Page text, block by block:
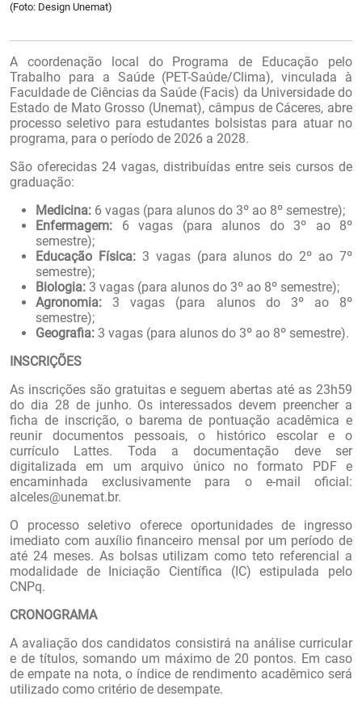
(Foto: Design Unemat)
A coordenação local do Programa de Educação pelo
Trabalho para a Saúde (PET-Saúde/Clima), vinculada à
Faculdade de Ciências da Saúde (Facis) da Universidade do
Estado de Mato Grosso (Unemat), câmpus de Cáceres, abre
processo seletivo para estudantes bolsistas para atuar no
programa, para o período de 2026 a 2028.
São oferecidas 24 vagas, distribuídas entre seis cursos de
graduação:
Medicina: 6 vagas (para alunos do 3º ao 8º semestre);
Enfermagem: 6 vagas (para alunos do 3º ao 8º
semestre);
Educação Física:3 vagas (para alunos do 2º ao 7º
semestre);
Biologia: 3 vagas (para alunos do 3º ao 8º semestre);
Agronomia: 3 vagas (para alunos do 3º ao 8º
semestre);
Geografia: 3 vagas (para alunos do 3º ao 8º semestre).
INSCRIÇÕES
As inscrições são gratuitas e seguem abertas até as 23h59
do dia 28 de junho. Os interessados devem preencher a
ficha de inscrição, o barema de pontuação acadêmica e
reunir documentos pessoais, o histórico escolar e o
currículo Lattes. Toda a documentação deve ser
digitalizada em um arquivo único no formato PDF e
encaminhada exclusivamente para o e-mail oficial:
alceles@unemat.br.
O processo seletivo oferece oportunidades de ingresso
imediato com auxílio financeiro mensal por um período de
até 24 meses. As bolsas utilizam como teto referencial a
modalidade de Iniciação Científica (IC) estipulada pelo
CNPq.
CRONOGRAMA
A avaliação dos candidatos consistirá na análise curricular
e de títulos, somando um máximo de 20 pontos. Em caso
de empate na nota, o índice de rendimento acadêmico será
utilizado como critério de desempate.